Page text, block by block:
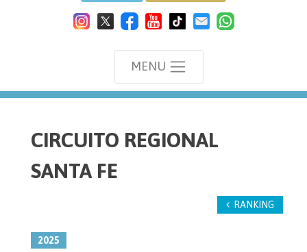
MENU
CIRCUITO REGIONAL
SANTA FE
RANKING
2025